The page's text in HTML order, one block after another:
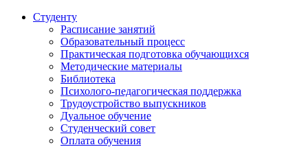
Студенту
Расписание занятий
Образовательный процесс
Практическая подготовка обучающихся
Методические материалы
Библиотека
Психолого-педагогическая поддержка
Трудоустройство выпускников
Дуальное обучение
Студенческий совет
Оплата обучения